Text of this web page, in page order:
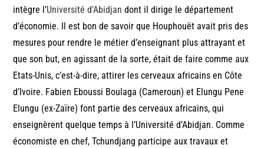
intègre l’Université d’Abidjan dont il dirige le département
d’économie. Il est bon de savoir que Houphouët avait pris des
mesures pour rendre le métier d’enseignant plus attrayant et
que son but, en agissant de la sorte, était de faire comme aux
Etats-Unis, c’est-à-dire, attirer les cerveaux africains en Côte
d’Ivoire. Fabien Eboussi Boulaga (Cameroun) et Elungu Pene
Elungu (ex-Zaïre) font partie des cerveaux africains, qui
enseignèrent quelque temps à l’Université d’Abidjan. Comme
économiste en chef, Tchundjang participe aux travaux et